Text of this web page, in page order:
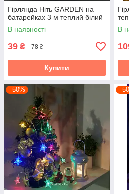
Гірлянда Ніть GARDEN на
батарейках 3 м теплий білий
В наявності
39 ₴ 78 ₴
Купити
В
–50%